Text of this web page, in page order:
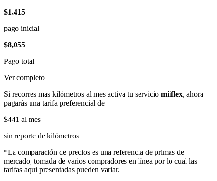
$1,415
pago inicial
$8,055
Pago total
Ver completo
Si recorres más kilómetros al mes activa tu servicio miiflex, ahora
pagarás una tarifa preferencial de
$441 al mes
sin reporte de kilómetros
*La comparación de precios es una referencia de primas de
mercado, tomada de varios compradores en línea por lo cual las
tarifas aqui presentadas pueden variar.